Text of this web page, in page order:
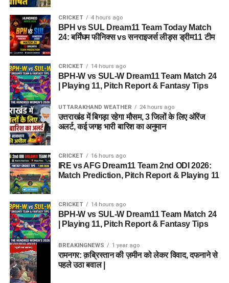
CRICKET 4 hours ago
BPH vs SUL Dream11 Team Today Match
24: बर्मिंघम फीनिक्स vs सनराइजर्स लीड्स ड्रीम11 टीम
CRICKET 14 hours ago
BPH-W vs SUL-W Dream11 Team Match 24
| Playing 11, Pitch Report & Fantasy Tips
UTTARAKHAND WEATHER 24 hours ago
उत्तराखंड में बिगड़ा रहेगा मौसम, 3 जिलों के लिए ऑरेंज
अलर्ट, कई जगह भारी बारिश का अनुमान
CRICKET 16 hours ago
IRE vs AFG Dream11 Team 2nd ODI 2026:
Match Prediction, Pitch Report & Playing 11
CRICKET 14 hours ago
BPH-W vs SUL-W Dream11 Team Match 24
| Playing 11, Pitch Report & Fantasy Tips
BREAKINGNEWS 1 year ago
रामनगर: क़ब्रिस्तान की ज़मीन को लेकर विवाद, दफनाने से
पहले उठा बवाल |